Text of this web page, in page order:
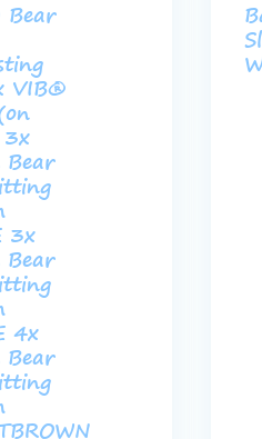
VIB®
Bear
3x
Bear
4x
Bear